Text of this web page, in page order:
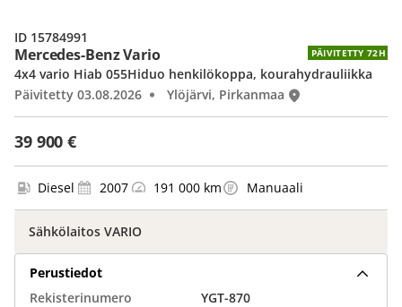
Mercedes-Benz Vario PÄIVITETTY 72H
39 900 €
4x4 vario Hiab 055Hiduo henkilökoppa, kourahydrauliikka
Päivitetty 03.08.2026
Ylöjärvi, Pirkanmaa
ID 15784991
Diesel 2007 191 000 km Manuaali
Sähkölaitos VARIO
Perustiedot
Rekisterinumero
YGT-870